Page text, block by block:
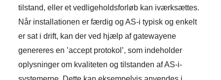
tilstand, eller et vedligeholdsforløb kan iværksættes.
Når installationen er færdig og AS-i typisk og enkelt
er sat i drift, kan der ved hjælp af gatewayene
genereres en ’accept protokol’, som indeholder
oplysninger om kvaliteten og tilstanden af AS-i-